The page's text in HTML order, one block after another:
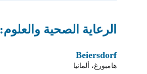
الرعاية الصحية والعلوم:
Beiersdorf
هامبورغ، ألمانيا